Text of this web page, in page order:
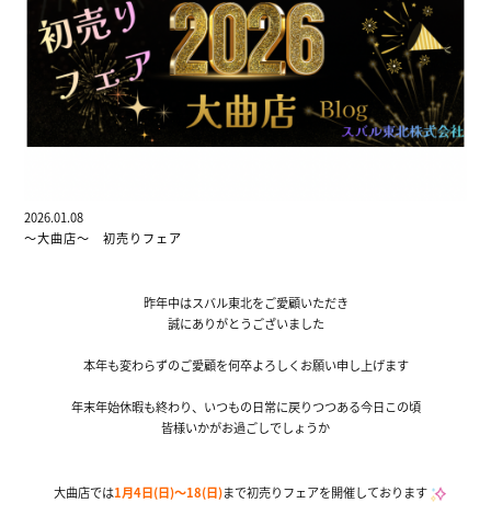
2026.01.08
～大曲店～ 初売りフェア
昨年中はスバル東北をご愛顧いただき
誠にありがとうございました
本年も変わらずのご愛顧を何卒よろしくお願い申し上げます
年末年始休暇も終わり、いつもの日常に戻りつつある今日この頃
皆様いかがお過ごしでしょうか
大曲店では1月4日(日)～18(日)まで初売りフェアを開催しております